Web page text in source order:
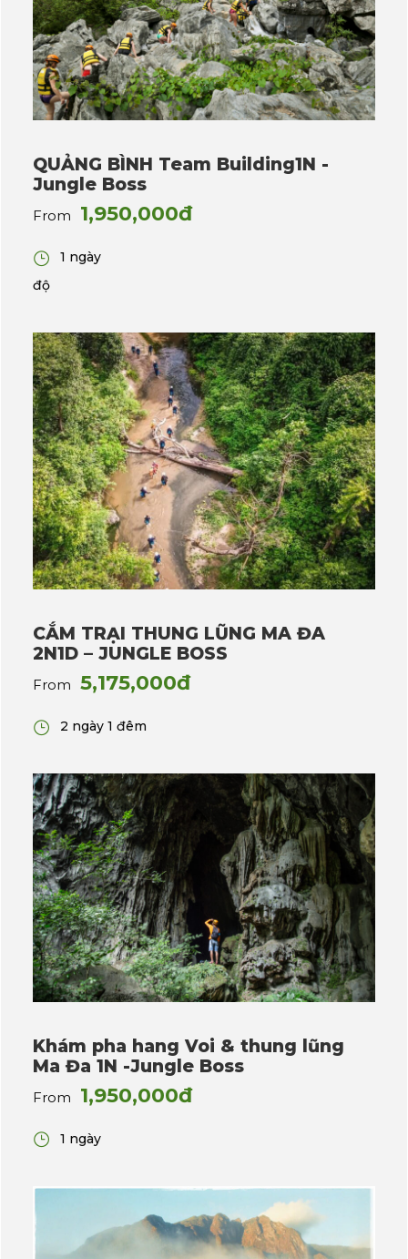
QUẢNG BÌNH Team Building1N -
Jungle Boss
From 1,950,000đ
1 ngày
độ
CẮM TRẠI THUNG LŨNG MA ĐA
2N1D – JUNGLE BOSS
From 5,175,000đ
2 ngày 1 đêm
Khám pha hang Voi & thung lũng
Ma Đa 1N -Jungle Boss
From 1,950,000đ
1 ngày